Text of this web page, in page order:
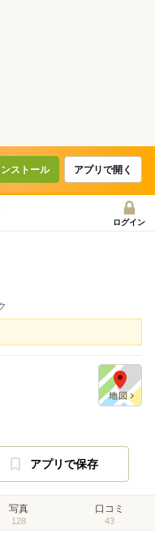
ストール アプリで開く
ログイン
アプリで保存
写真
128
口コミ
43